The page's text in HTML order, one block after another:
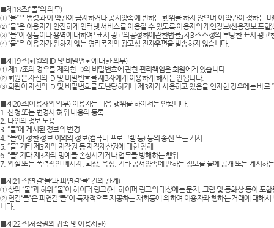
AP-100003
AP-100062
■제18조(“몰“의 의무)
① “몰”은 법령과 이 약관이 금지하거나 공서양속에 반하는 행위를 하지 않으며 이 약관이 정하는
② “몰”은 이용자가 안전하게 인터넷 서비스를 이용할 수 있도록 이용자의 개인정보(신용정보 포
③ “몰”이 상품이나 용역에 대하여 「표시 광고의공정화에관한법률」 제3조 소정의 부당한 표시 광
④ “몰”은 이용자가 원하지 않는 영리목적의 광고성 전자우편을 발송하지 않습니다.
■제19조(회원의 ID 및 비밀번호에 대한 의무)
① 제17조의 경우를 제외한 ID와 비밀번호에 관한 관리책임은 회원에게 있습니다.
② 회원은 자신의 ID 및 비밀번호를 제3자에게 이용하게 해서는 안됩니다.
③ 회원이 자신의 ID 및 비밀번호를 도난당하거나 제3자가 사용하고 있음을 인지한 경우에는 바로
■제20조(이용자의 의무) 이용자는 다음 행위를 하여서는 안됩니다.
1. 신청 또는 변경시 허위 내용의 등록
2. 타인의 정보 도용
3. “몰”에 게시된 정보의 변경
4. “몰”이 정한 정보 이외의 정보(컴퓨터 프로그램 등) 등의 송신 또는 게시
5. “몰” 기타 제3자의 저작권 등 지적재산권에 대한 침해
6. “몰” 기타 제3자의 명예를 손상시키거나 업무를 방해하는 행위
7. 외설 또는 폭력적인 메시지, 화상, 음성, 기타 공서양속에 반하는 정보를 몰에 공개 또는 게시하
■제21조(연결“몰”과 피연결“몰” 간의 관계)
① 상위 “몰”과 하위 “몰”이 하이퍼 링크(예: 하이퍼 링크의 대상에는 문자, 그림 및 동화상 등이 포
② 연결“몰”은 피연결“몰”이 독자적으로 제공하는 재화등에 의하여 이용자와 행하는 거래에 대해
니다.
■제22조(저작권의 귀속 및 이용제한)